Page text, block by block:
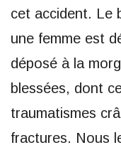
cet accident. Le
une femme est
déposé à la
blessées, dont
traumatismes
fractures. Nous